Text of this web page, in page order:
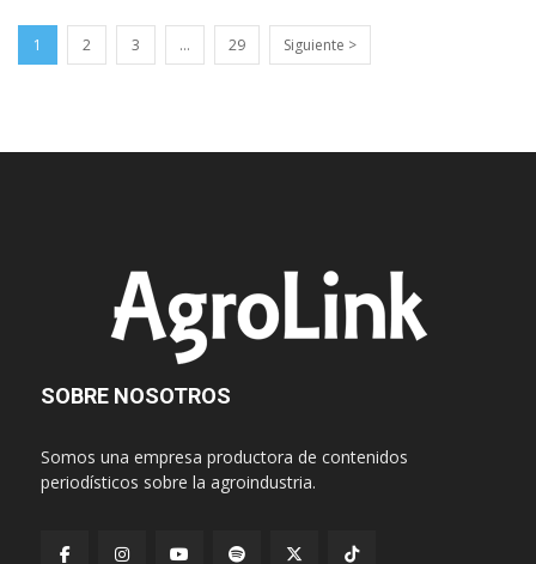
1 2 3 … 29 Siguiente >
SOBRE NOSOTROS
Somos una empresa productora de contenidos
periodísticos sobre la agroindustria.